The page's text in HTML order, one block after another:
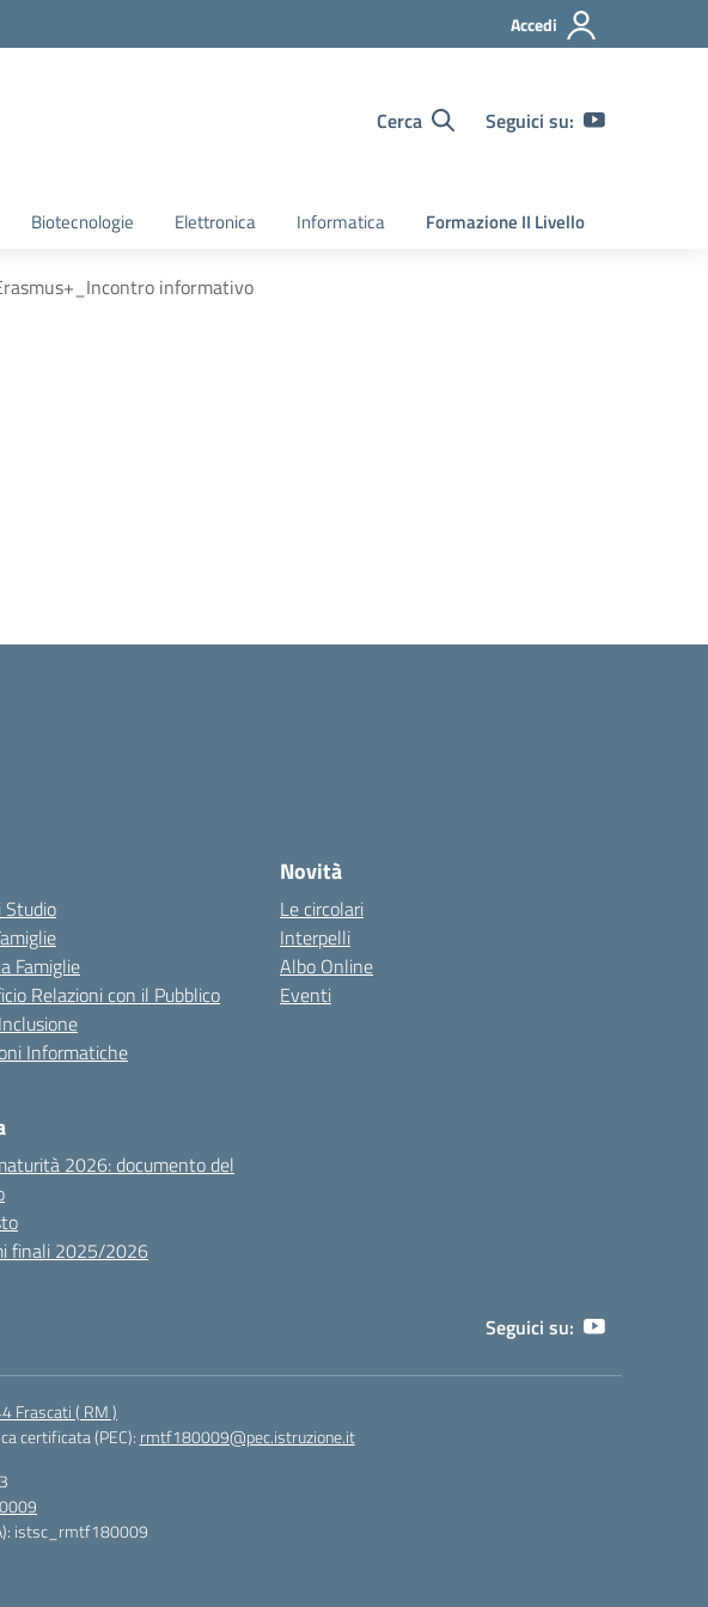
Accedi
Cerca Seguici su:
Biotecnologie Elettronica Informatica Formazione II Livello
informativo
Studio
Famiglie
Relazioni con il Pubblico
Informatiche
2026: documento del
finali 2025/2026
Novità
Le circolari
Interpelli
Albo Online
Eventi
Seguici su:
Frascati ( RM )
certificata (PEC): rmtf180009@pec.istruzione.it
istsc_rmtf180009